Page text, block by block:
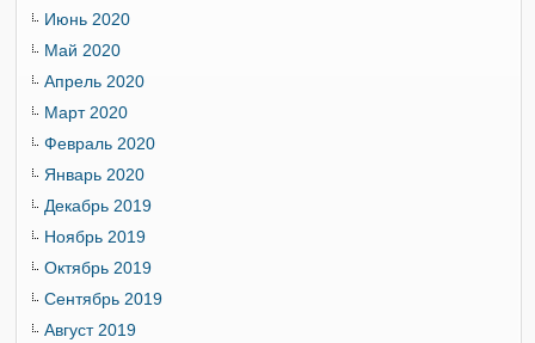
Июнь 2020
Май 2020
Апрель 2020
Март 2020
Февраль 2020
Январь 2020
Декабрь 2019
Ноябрь 2019
Октябрь 2019
Сентябрь 2019
Август 2019